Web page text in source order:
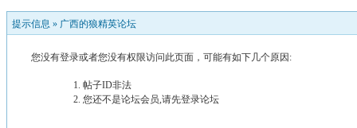
提示信息 » 广西的狼精英论坛
您没有登录或者您没有权限访问此页面，可能有如下几个原因:
帖子ID非法
您还不是论坛会员,请先登录论坛